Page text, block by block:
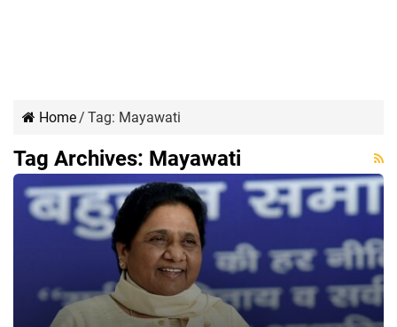
Home/ Tag: Mayawati
Tag Archives: Mayawati